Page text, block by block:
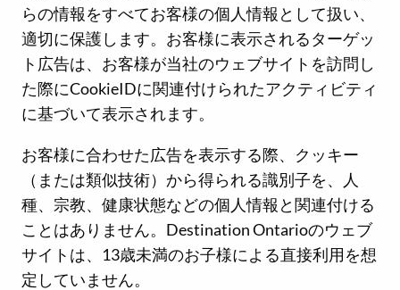
らの情報をすべてお客様の個人情報として扱い、
適切に保護します。お客様に表示されるターゲッ
ト広告は、お客様が当社のウェブサイトを訪問し
た際にCookieIDに関連付けられたアクティビティ
に基づいて表示されます。
お客様に合わせた広告を表示する際、クッキー
（または類似技術）から得られる識別子を、人
種、宗教、健康状態などの個人情報と関連付ける
ことはありません。Destination Ontarioのウェブ
サイトは、13歳未満のお子様による直接利用を想
定していません。